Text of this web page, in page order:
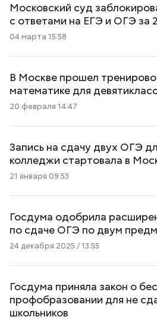
Московский суд
с ответами на ЕГЭ и ОГЭ за
04 марта 15:58
В Москве прошел
математике для
20 февраля 14:47
Запись на сдачу двух ОГЭ
колледжи стартовала в
21 января 09:53
Госдума одобрила
по сдаче ОГЭ по двум
24 декабря 2025 / 13:55
Госдума приняла закон о
профобразовании для не
школьников